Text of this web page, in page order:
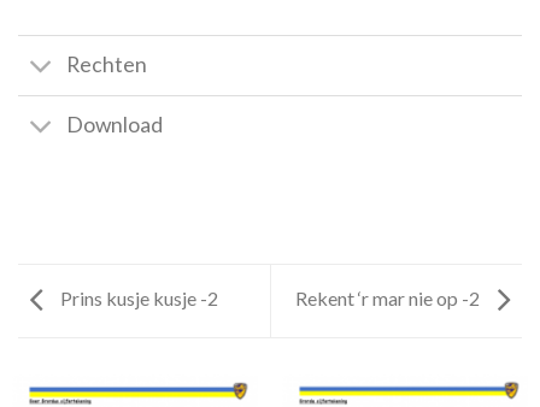
Rechten
Download
Prins kusje kusje -2 Rekent ‘r mar nie op -2